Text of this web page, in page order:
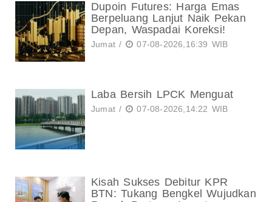
Dupoin Futures: Harga Emas
Berpeluang Lanjut Naik Pekan
Depan, Waspadai Koreksi!
Jumat / 07-08-2026,16:39 WIB
Laba Bersih LPCK Menguat
Jumat / 07-08-2026,14:22 WIB
Kisah Sukses Debitur KPR
BTN: Tukang Bengkel Wujudkan